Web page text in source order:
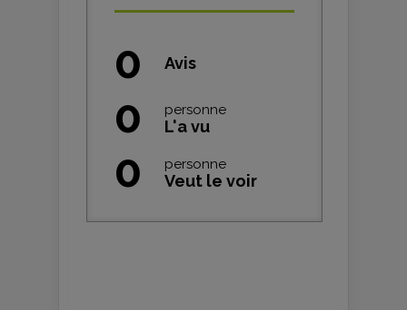
0 Avis
0 personne
L'a vu
0 personne
Veut le voir